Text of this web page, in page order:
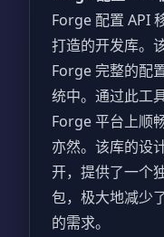
Forge 配置 API
打造的开发库。
Forge 完整的配
统中。通过此工
Forge 平台上顺
亦然。该库的设
开，提供了一个
包，极大地减少
的需求。